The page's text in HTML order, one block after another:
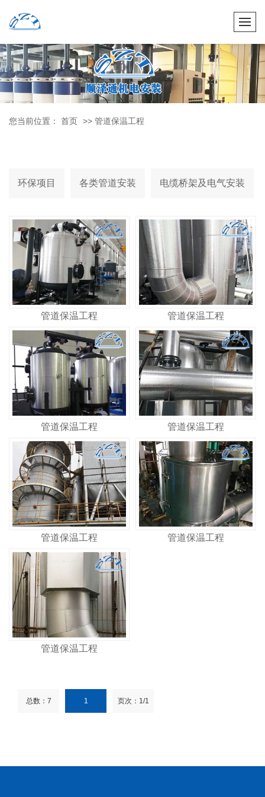
您当前位置： 首页 >> 管道保温工程
环保项目 各类管道安装 电缆桥架及电气安装
管道保温工程 管道保温工程
管道保温工程 管道保温工程
管道保温工程 管道保温工程
管道保温工程
总数：7 1 页次：1/1